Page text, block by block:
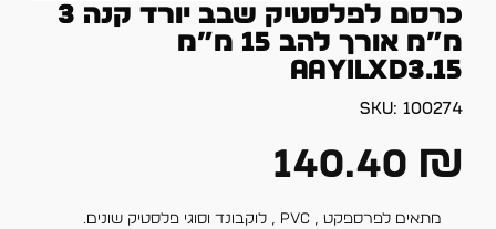
כרסם לפלסטיק שבב יורד קנה 3
מ”מ אורך להב 15 מ”מ
AAYILXD3.15
SKU: 100274
140.40 ₪
מתאים לפרספקט , PVC , לוקבונד וסוגי פלסטיק שונים.